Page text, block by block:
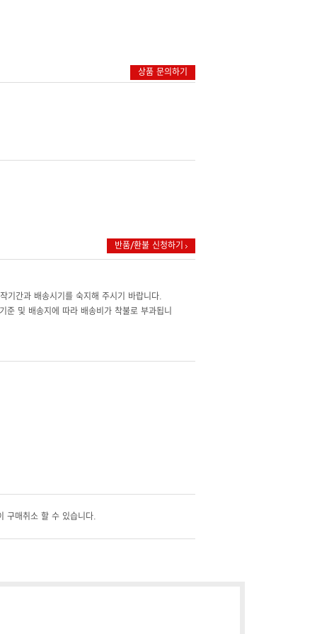
상품 문의하기
반품/환불 신청하기
기간과 배송시기를 숙지해 주시기 바랍니다.
준 및 배송지에 따라 배송비가 착불로 부과됩니
구매취소 할 수 있습니다.